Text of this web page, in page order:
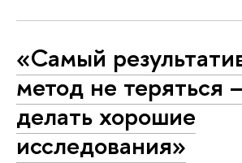
«Самый
метод не теряться
делать хорошие
исследования»